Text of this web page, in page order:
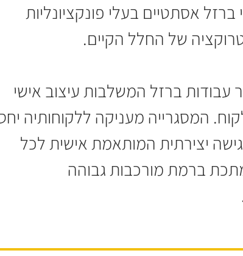
אסתטיים בעלי פונקציונליות
של החלל הקיים.
עבודות ברזל המשלבות עיצוב אישי
המסגרייה מעניקה ללקוחותיה
יצירתית המותאמת אישית לכל
מתכת ברמת מורכבות גבוהה